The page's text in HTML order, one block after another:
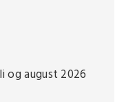
og august 2026